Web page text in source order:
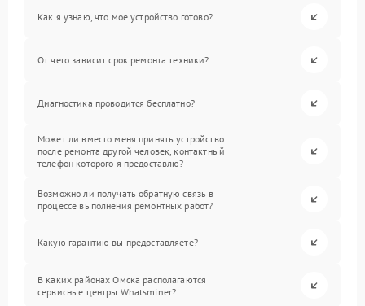
Как я узнаю, что мое устройство готово?
От чего зависит срок ремонта техники?
Диагностика проводится бесплатно?
Может ли вместо меня принять устройство
после ремонта другой человек, контактный
телефон которого я предоставлю?
Возможно ли получать обратную связь в
процессе выполнения ремонтных работ?
Какую гарантию вы предоставляете?
В каких районах Омска располагаются
сервисные центры Whatsminer?